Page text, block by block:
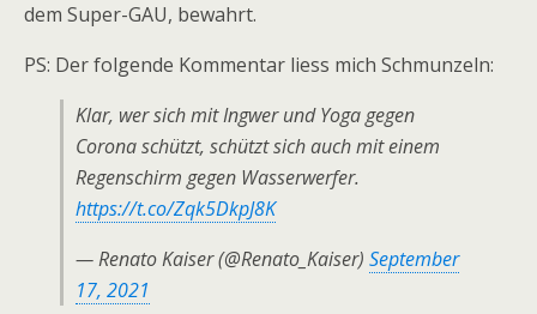
dem Super-GAU, bewahrt.
PS: Der folgende Kommentar liess mich Schmunzeln:
Klar, wer sich mit Ingwer und Yoga gegen
Corona schützt, schützt sich auch mit einem
Regenschirm gegen Wasserwerfer.
https://t.co/Zqk5DkpJ8K
— Renato Kaiser (@Renato_Kaiser) September
17, 2021